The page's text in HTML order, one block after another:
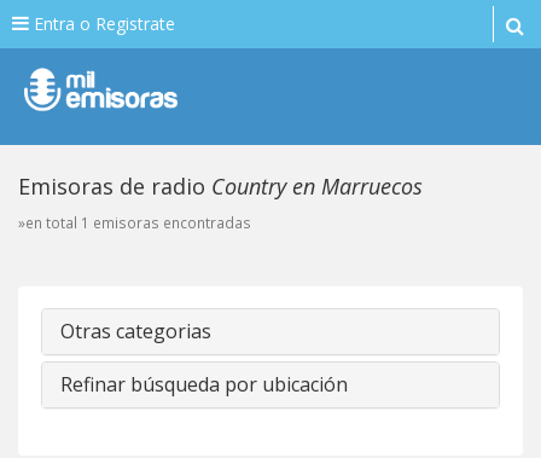
Entra o Registrate
Emisoras de radio Country en Marruecos
»en total 1 emisoras encontradas
Otras categorias
Refinar búsqueda por ubicación